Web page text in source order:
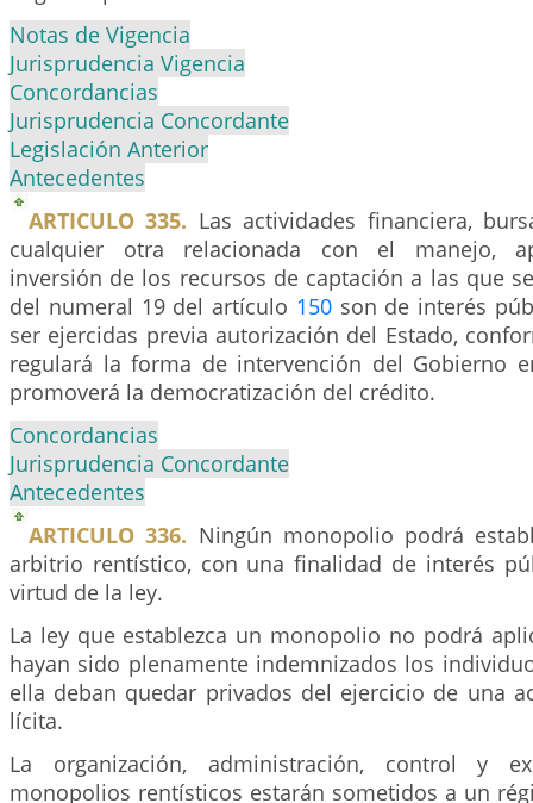
Notas de Vigencia
Jurisprudencia Vigencia
Concordancias
Jurisprudencia Concordante
Legislación Anterior
Antecedentes
ARTICULO 335. Las actividades financiera,
cualquier otra relacionada con el manejo,
inversión de los recursos de captación a las que
del numeral 19 del artículo 150son de interés
ser ejercidas previa autorización del Estado,
regulará la forma de intervención del Gobierno
promoverá la democratización del crédito.
Concordancias
Jurisprudencia Concordante
Antecedentes
ARTICULO 336. Ningún monopolio podrá
arbitrio rentístico, con una finalidad de interés
virtud de la ley.
La ley que establezca un monopolio no podrá
hayan sido plenamente indemnizados los
ella deban quedar privados del ejercicio de una
lícita.
La organización, administración, control y
monopolios rentísticos estarán sometidos a un